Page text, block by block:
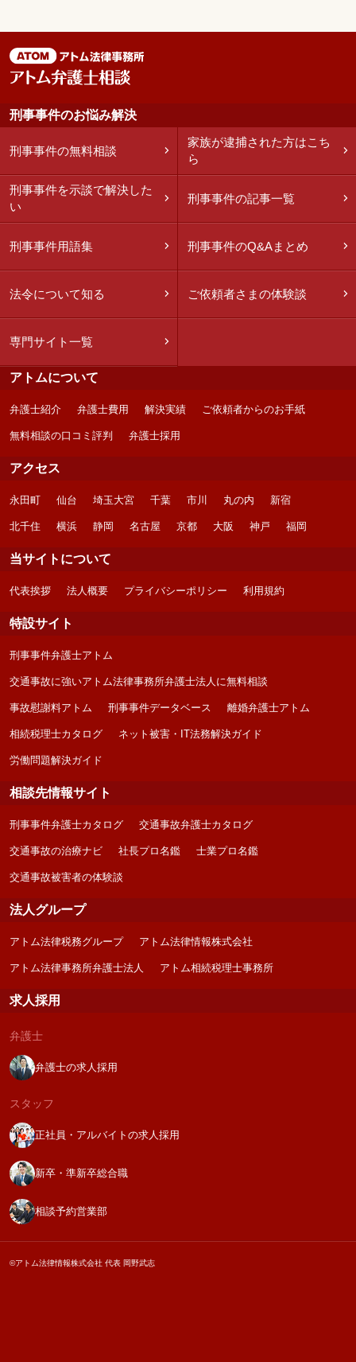
刑事事件のお悩み解決
刑事事件の無料相談
家族が逮捕された方はこち
ら
刑事事件を示談で解決した
い
刑事事件の記事一覧
刑事事件用語集 刑事事件のQ&Aまとめ
法令について知る ご依頼者さまの体験談
専門サイト一覧
アトムについて
弁護士紹介 弁護士費用 解決実績 ご依頼者からのお手紙
無料相談の口コミ評判 弁護士採用
アクセス
永田町 仙台 埼玉大宮 千葉 市川 丸の内 新宿
北千住 横浜 静岡 名古屋 京都 大阪 神戸 福岡
当サイトについて
代表挨拶 法人概要 プライバシーポリシー 利用規約
特設サイト
刑事事件弁護士アトム
交通事故に強いアトム法律事務所弁護士法人に無料相談
事故慰謝料アトム 刑事事件データベース 離婚弁護士アトム
相続税理士カタログ ネット被害・IT法務解決ガイド
労働問題解決ガイド
相談先情報サイト
刑事事件弁護士カタログ 交通事故弁護士カタログ
交通事故の治療ナビ 社長プロ名鑑 士業プロ名鑑
交通事故被害者の体験談
法人グループ
アトム法律税務グループ アトム法律情報株式会社
アトム法律事務所弁護士法人 アトム相続税理士事務所
求人採用
弁護士
弁護士の求人採用
スタッフ
正社員・アルバイトの求人採用
新卒・準新卒総合職
相談予約営業部
©アトム法律情報株式会社 代表 岡野武志